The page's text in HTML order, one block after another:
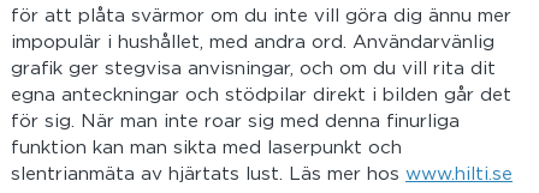
för att plåta svärmor om du inte vill göra dig ännu mer
impopulär i hushållet, med andra ord. Användarvänlig
grafik ger stegvisa anvisningar, och om du vill rita dit
egna anteckningar och stödpilar direkt i bilden går det
för sig. När man inte roar sig med denna finurliga
funktion kan man sikta med laserpunkt och
slentrianmäta av hjärtats lust. Läs mer hos www.hilti.se